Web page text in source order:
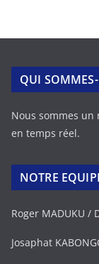
QUI
Nous sommes
en temps réel.
NOTRE
Roger MADUKU /
Josaphat